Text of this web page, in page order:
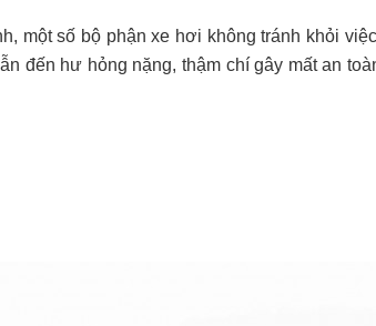
một số bộ phận xe hơi không tránh khỏi
đến hư hỏng nặng, thậm chí gây mất an